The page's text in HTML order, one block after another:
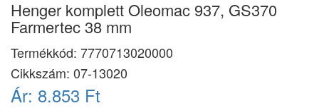
Henger komplett Oleomac 937, GS370
Farmertec 38 mm
Termékkód: 7770713020000
Cikkszám: 07-13020
Ár: 8.853 Ft